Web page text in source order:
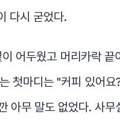
다시 굳었다.
어두웠고 머리카락 끝
첫마디는 "커피 있어요
아무 말도 없었다. 사무